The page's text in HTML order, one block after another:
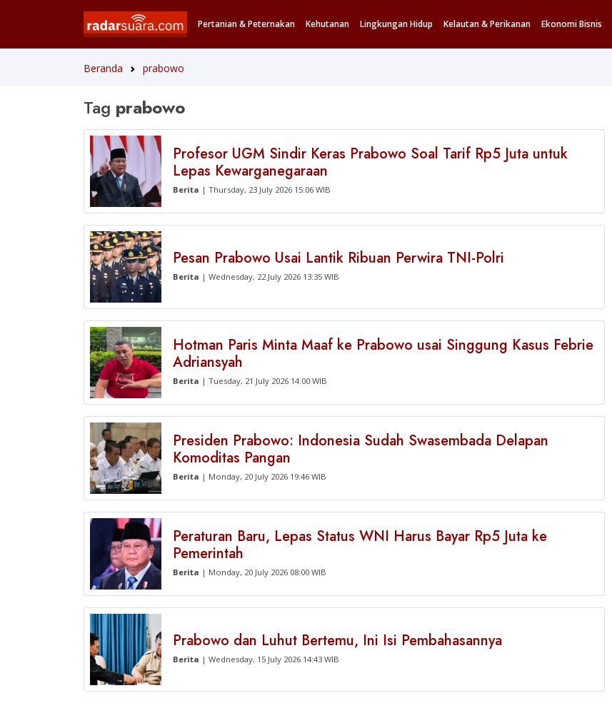
Pertanian & Peternakan Kehutanan Lingkungan Hidup Kelautan & Perikanan Ekonomi Bisnis
Beranda prabowo
Tag prabowo
Profesor UGM Sindir Keras Prabowo Soal Tarif Rp5 Juta untuk
Lepas Kewarganegaraan
Berita | Thursday, 23 July 2026 15:06 WIB
Pesan Prabowo Usai Lantik Ribuan Perwira TNI-Polri
Berita | Wednesday, 22 July 2026 13:35 WIB
Hotman Paris Minta Maaf ke Prabowo usai Singgung Kasus Febrie
Adriansyah
Berita | Tuesday, 21 July 2026 14:00 WIB
Presiden Prabowo: Indonesia Sudah Swasembada Delapan
Komoditas Pangan
Berita | Monday, 20 July 2026 19:46 WIB
Peraturan Baru, Lepas Status WNI Harus Bayar Rp5 Juta ke
Pemerintah
Berita | Monday, 20 July 2026 08:00 WIB
Prabowo dan Luhut Bertemu, Ini Isi Pembahasannya
Berita | Wednesday, 15 July 2026 14:43 WIB